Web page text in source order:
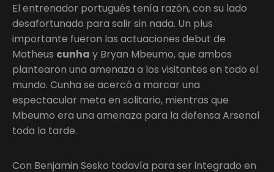
El entrenador portugués tenía razón, con su lado
desafortunado para salir sin nada. Un plus
importante fueron las actuaciones debut de
Matheus cunha y Bryan Mbeumo, que ambos
plantearon una amenaza a los visitantes en todo el
mundo. Cunha se acercó a marcar una
espectacular meta en solitario, mientras que
Mbeumo era una amenaza para la defensa Arsenal
toda la tarde.
Con Benjamin Sesko todavía para ser integrado en